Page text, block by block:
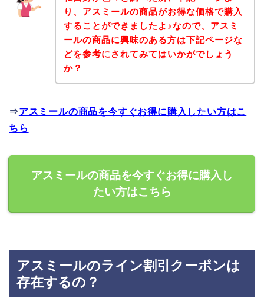
り、アスミールの商品がお得な価格で購入
することができましたよ♪なので、アスミ
ールの商品に興味のある方は下記ページな
どを参考にされてみてはいかがでしょう
か？
⇒アスミールの商品を今すぐお得に購入したい方はこ
ちら
アスミールの商品を今すぐお得に購入し
たい方はこちら
アスミールのライン割引クーポンは
存在するの？